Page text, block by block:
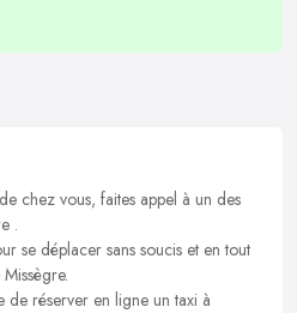
chez vous, faites appel à un des
.
se déplacer sans soucis et en tout
de réserver en ligne un taxi à